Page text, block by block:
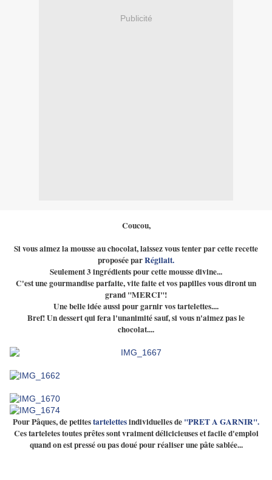
Publicité
Coucou,
Si vous aimez la mousse au chocolat, laissez vous tenter par cette recette
proposée parRégilait.
Seulement 3 ingrédients pour cette mousse divine...
C'est une gourmandise parfaite, vite faite et vos papilles vous diront un
grand "MERCI"!
Une belle idée aussi pour garnir vos tartelettes....
Bref! Un dessert qui fera l'unanimité sauf, si vous n'aimez pas le
chocolat....
Pour Pâques, de petitestartelettesindividuelles de "PRET A GARNIR".
Ces tarteletes toutes prêtes sont vraiment délicicieuses et facile d'emploi
quand on est pressé ou pas doué pour réaliser une pâte sablée...